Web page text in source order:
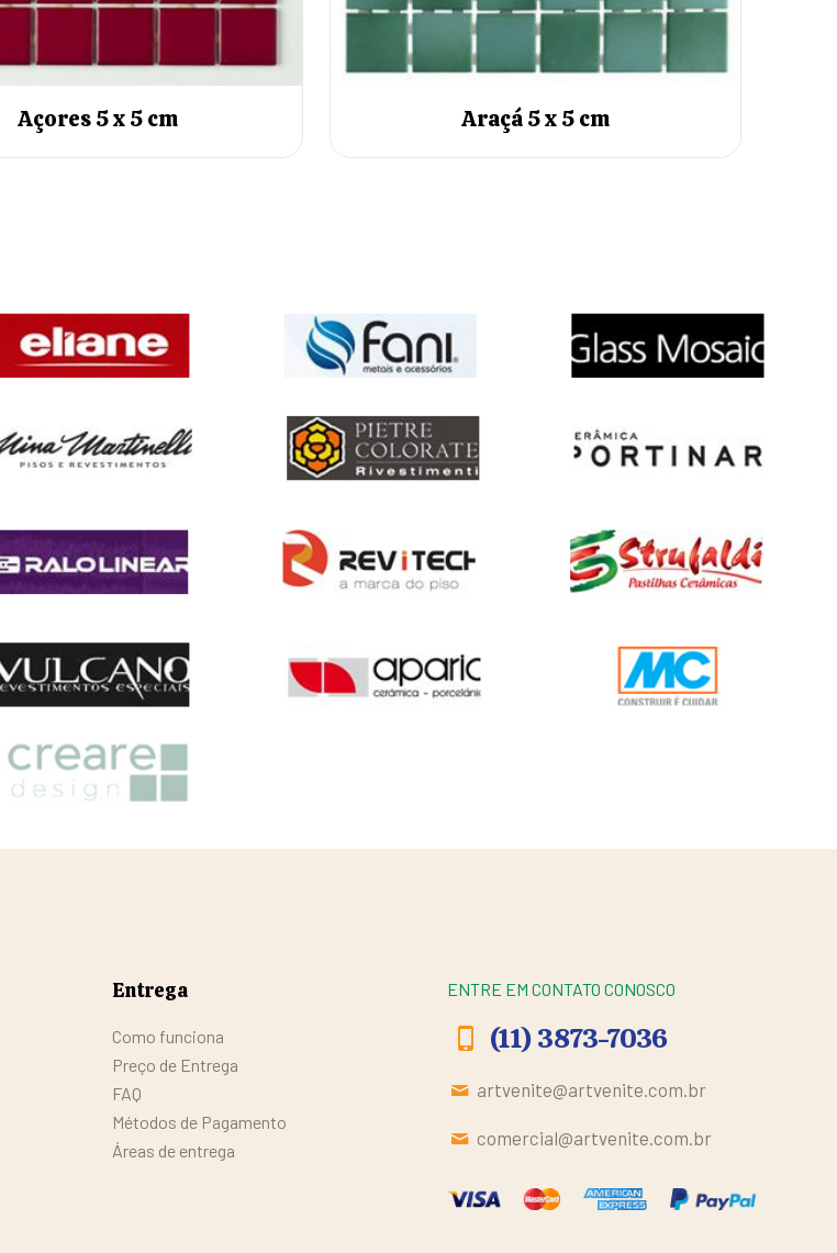
Açores 5 x 5 cm Araçá 5 x 5 cm
Entrega
Como funciona
Preço de Entrega
FAQ
Métodos de Pagamento
Áreas de entrega
ENTRE EM CONTATO CONOSCO
(11) 3873-7036
artvenite@artvenite.com.br
comercial@artvenite.com.br